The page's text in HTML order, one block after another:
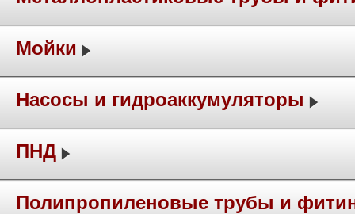
Мойки
Насосы и гидроаккумуляторы
ПНД
Полипропиленовые трубы и